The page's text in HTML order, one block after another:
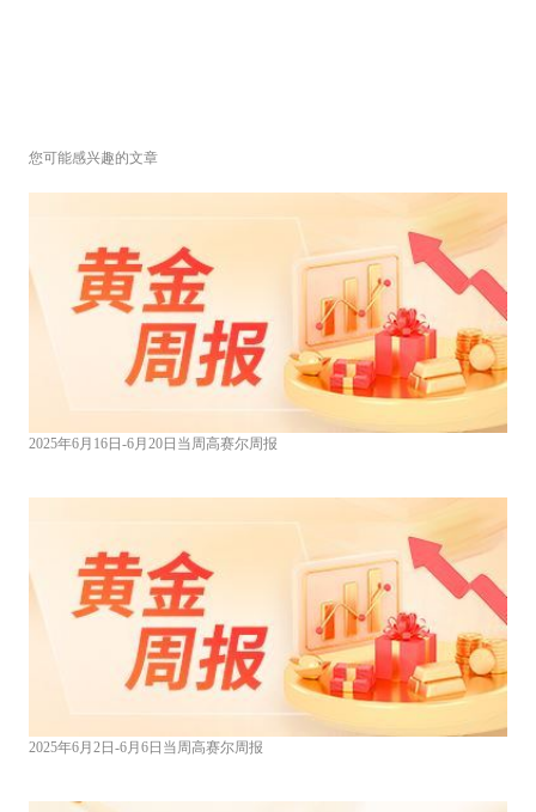
您可能感兴趣的文章
2025年6月16日-6月20日当周高赛尔周报
2025年6月2日-6月6日当周高赛尔周报